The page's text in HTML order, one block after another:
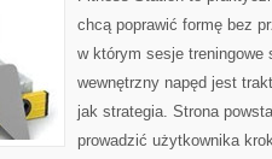
chcą poprawić formę bez
w którym sesje
wewnętrzny napęd jest
jak strategia. Strona
prowadzić użytkownika